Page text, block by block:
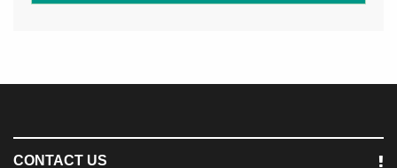
CONTACT US